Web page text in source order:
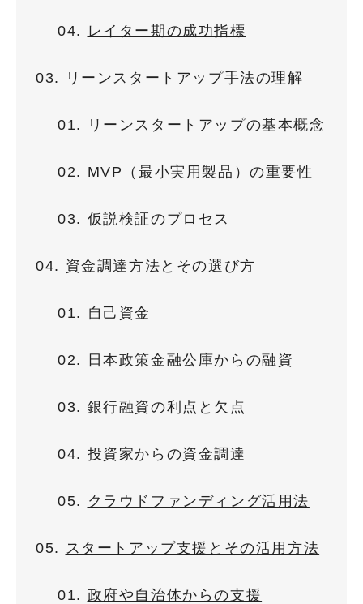
レイター期の成功指標
リーンスタートアップ手法の理解
リーンスタートアップの基本概念
MVP（最小実用製品）の重要性
仮説検証のプロセス
資金調達方法とその選び方
自己資金
日本政策金融公庫からの融資
銀行融資の利点と欠点
投資家からの資金調達
クラウドファンディング活用法
スタートアップ支援とその活用方法
政府や自治体からの支援